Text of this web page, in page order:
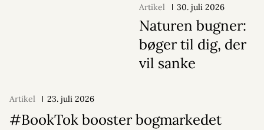
Artikel 30. juli 2026
Naturen bugner:
bøger til dig, der
vil sanke
Artikel 23. juli 2026
#BookTok booster bogmarkedet